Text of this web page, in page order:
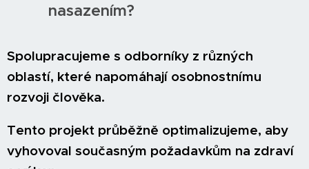
nasazením?
Spolupracujeme s odborníky z různých
oblastí, které napomáhají osobnostnímu
rozvoji člověka.
Tento projekt průběžně optimalizujeme, aby
vyhovoval současným požadavkům na zdraví